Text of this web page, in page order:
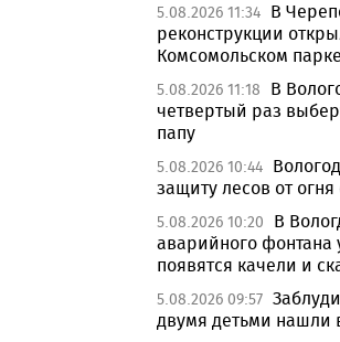
5.08.2026 11:34 В
реконструкции
Комсомольском парке
5.08.2026 11:18
В
четвертый раз
папу
5.08.2026 10:44
защиту лесов от
5.08.2026 10:20
В
аварийного фонтана
появятся качели и
5.08.2026 09:57
двумя детьми нашли